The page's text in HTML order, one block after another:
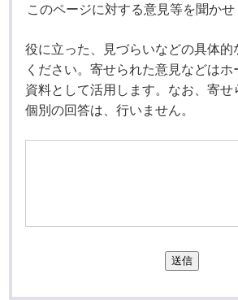
このページに対する意見等を聞かせ
役に立った、見づらいなどの具体的
ください。寄せられた意見などは
資料として活用します。なお、寄せ
個別の回答は、行いません。
送信